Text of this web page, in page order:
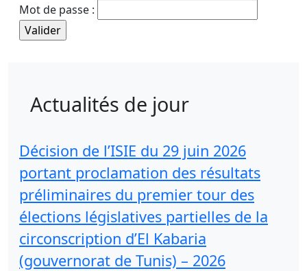
Mot de passe :
Actualités de jour
Décision de l’ISIE du 29 juin 2026
portant proclamation des résultats
préliminaires du premier tour des
élections législatives partielles de la
circonscription d’El Kabaria
(gouvernorat de Tunis) – 2026